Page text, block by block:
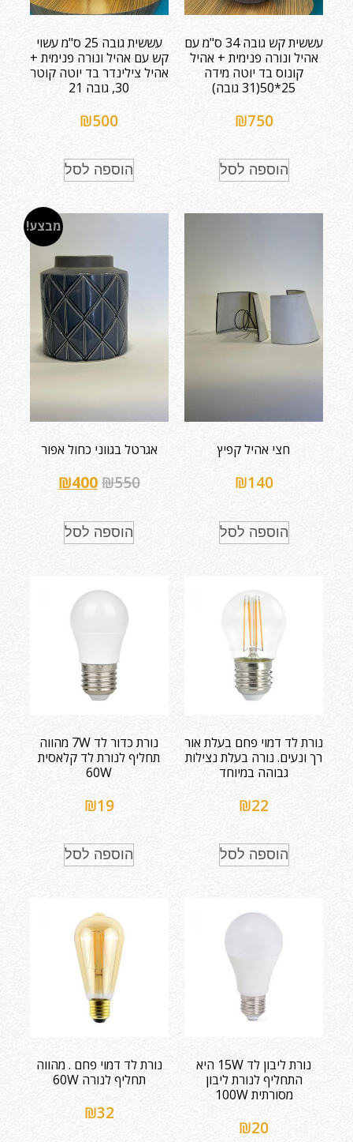
עששית קש גובה 34 ס"מ עם
אהיל ונורה פנימית + אהיל
קונוס בד יוטה מידה
25*50(31 גובה)
₪750
הוספה לסל
עששית גובה 25 ס"מ עשוי
קש עם אהיל ונורה פנימית +
אהיל צילינדר בד יוטה קוטר
30, גובה 21
₪500
הוספה לסל
חצי אהיל קפיץ
₪140
הוספה לסל
מבצע!
אגרטל בגווני כחול אפור
₪550
₪400
הוספה לסל
נורת לד דמוי פחם בעלת אור
רך ונעים. נורה בעלת נצילות
גבוהה במיוחד
₪22
הוספה לסל
נורת כדור לד 7W מהווה
תחליף לנורת לד קלאסית
60W
₪19
הוספה לסל
נורת ליבון לד 15W היא
התחליף לנורת ליבון
מסורתית 100W
₪20
נורת לד דמוי פחם . מהווה
תחליף לנורה 60W
₪32